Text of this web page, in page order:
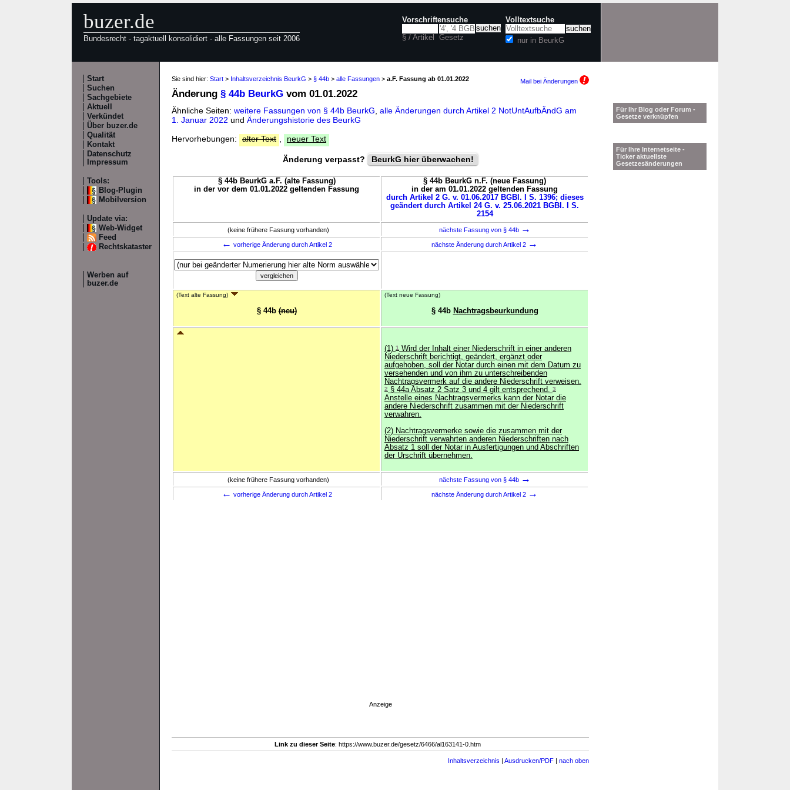
buzer.de
Bundesrecht - tagaktuell konsolidiert - alle Fassungen seit 2006
Vorschriftensuche
§ / Artikel Gesetz
Volltextsuche
nur in BeurkG
Start
Suchen
Sachgebiete
Aktuell
Verkündet
Über buzer.de
Qualität
Kontakt
Datenschutz
Impressum
Tools:
Blog-Plugin
Mobilversion
Update via:
Web-Widget
Feed
Rechtskataster
Werben auf
buzer.de
Sie sind hier: Start > Inhaltsverzeichnis BeurkG > § 44b > alle Fassungen > a.F. Fassung ab 01.01.2022 Mail bei Änderungen
Änderung § 44b BeurkG vom 01.01.2022
Ähnliche Seiten: weitere Fassungen von § 44b BeurkG alle Änderungen durch Artikel 2 NotUntAufbÄndG am
1. Januar 2022 und Änderungshistorie des BeurkG
Hervorhebungen:
alter Text neuer Text
Änderung verpasst? BeurkG hier überwachen!
§ 44b BeurkG a.F. (alte Fassung)
in der vor dem 01.01.2022 geltenden Fassung
§ 44b BeurkG n.F. (neue Fassung)
in der am 01.01.2022 geltenden Fassung
durch Artikel 2 G. v. 01.06.2017 BGBl. I S. 1396; dieses
geändert durch Artikel 24 G. v. 25.06.2021 BGBl. I S.
2154
(keine frühere Fassung vorhanden) nächste Fassung von § 44b →
← vorherige Änderung durch Artikel 2 nächste Änderung durch Artikel 2 →
(Text alte Fassung)
§ 44b(neu)
(Text neue Fassung)
§ 44b Nachtragsbeurkundung
(1) 1 Wird der Inhalt einer Niederschrift in einer anderen
Niederschrift berichtigt, geändert, ergänzt oder
aufgehoben, soll der Notar durch einen mit dem Datum zu
versehenden und von ihm zu unterschreibenden
Nachtragsvermerk auf die andere Niederschrift verweisen.
2 § 44a Absatz 2 Satz 3 und 4 gilt entsprechend. 3
Anstelle eines Nachtragsvermerks kann der Notar die
andere Niederschrift zusammen mit der Niederschrift
verwahren.
(2) Nachtragsvermerke sowie die zusammen mit der
Niederschrift verwahrten anderen Niederschriften nach
Absatz 1 soll der Notar in Ausfertigungen und Abschriften
der Urschrift übernehmen.
(keine frühere Fassung vorhanden) nächste Fassung von § 44b →
← vorherige Änderung durch Artikel 2 nächste Änderung durch Artikel 2 →
Anzeige
Link zu dieser Seite: https://www.buzer.de/gesetz/6466/al163141-0.htm
Inhaltsverzeichnis | Ausdrucken/PDF | nach oben
Für Ihr Blog oder Forum -
Gesetze verknüpfen
Für Ihre Internetseite -
Ticker aktuellste
Gesetzesänderungen